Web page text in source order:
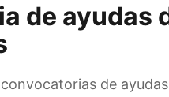
de ayudas
de ayudas